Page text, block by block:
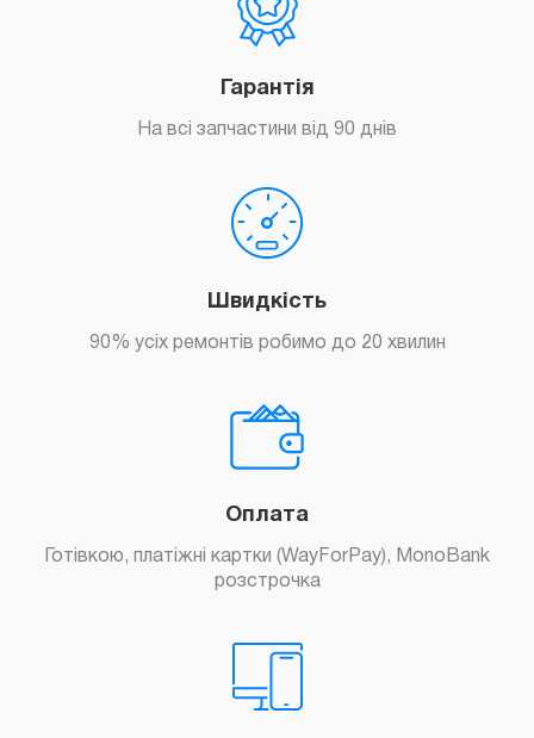
Гарантія
На всі запчастини від 90 днів
Швидкість
90% усіх ремонтів робимо до 20 хвилин
Оплата
Готівкою, платіжні картки (WayForPay), MonoBank
розстрочка